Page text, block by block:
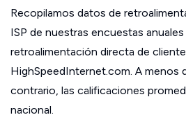
Recopilamos datos de
ISP de nuestras encuestas
retroalimentación directa de
HighSpeedInternet.com. A menos
contrario, las calificaciones
nacional.